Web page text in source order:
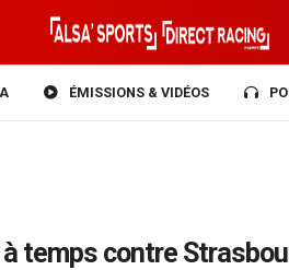
ÉMISSIONS & VIDÉOS
temps contre